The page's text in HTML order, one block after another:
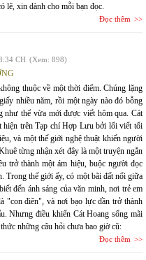
lẽ, xin dành cho mỗi bạn đọc.
Đọc thêm
CH (Xem: 898)
thuộc về một thời điểm. Chúng lặng
nhiều năm, rồi một ngày nào đó bỗng
như thể vừa mới được viết hôm qua. Cát
hiện trên Tạp chí Hợp Lưu bởi lối viết tối
và một thế giới nghệ thuật khiến người
từng nhận xét đây là một truyện ngắn
trở thành một ám hiệu, buộc người đọc
Trong thế giới ấy, có một bãi đất nổi giữa
đến ánh sáng của văn minh, nơi trẻ em
"con điên", và nơi bạo lực dần trở thành
Nhưng điều khiến Cát Hoang sống mãi
những câu hỏi chưa bao giờ cũ:
Đọc thêm